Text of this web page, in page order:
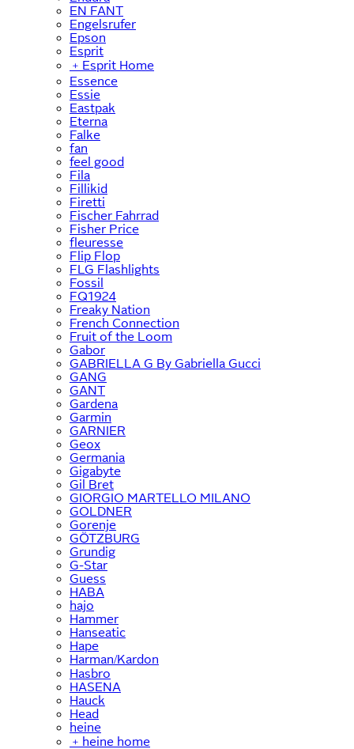
EN FANT
Engelsrufer
Epson
Esprit
﹢ Esprit Home
Essence
Essie
Eastpak
Eterna
Falke
fan
feel good
Fila
Fillikid
Firetti
Fischer Fahrrad
Fisher Price
fleuresse
Flip Flop
FLG Flashlights
Fossil
FQ1924
Freaky Nation
French Connection
Fruit of the Loom
Gabor
GABRIELLA G By Gabriella Gucci
GANG
GANT
Gardena
Garmin
GARNIER
Geox
Germania
Gigabyte
Gil Bret
GIORGIO MARTELLO MILANO
GOLDNER
Gorenje
GÖTZBURG
Grundig
G-Star
Guess
HABA
hajo
Hammer
Hanseatic
Hape
Harman/Kardon
Hasbro
HASENA
Hauck
Head
heine
﹢ heine home